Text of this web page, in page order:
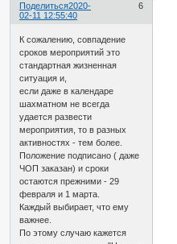
Поделиться 6
2020-
02-11 12:55:40
К сожалению, совпадение
сроков мероприятий это
стандартная жизненная
ситуация и,
если даже в календаре
шахматном не всегда
удается развести
мероприятия, то в разных
активностях - тем более.
Положение подписано ( даже
ЧОП заказан) и сроки
остаются прежними - 29
февраля и 1 марта.
Каждый выбирает, что ему
важнее.
По этому случаю кажется